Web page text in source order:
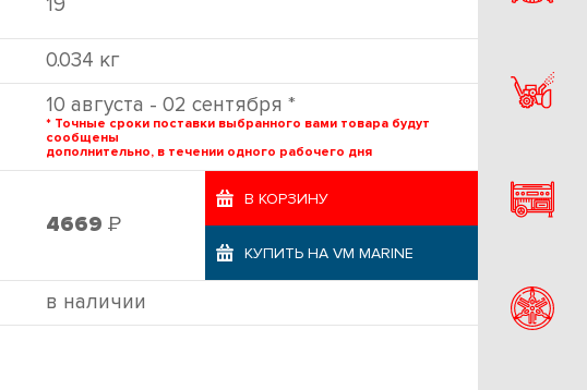
0.034 кг
10 августа - 02 сентября *
* Точные сроки поставки выбранного вами товара будут
сообщены
дополнительно, в течении одного рабочего дня
4669 Р
В КОРЗИНУ
КУПИТЬ НА VM MARINE
в наличии